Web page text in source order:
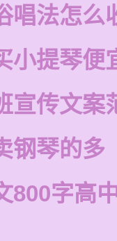
唱法怎么
小提琴便
宣传文案
钢琴的多
800字高